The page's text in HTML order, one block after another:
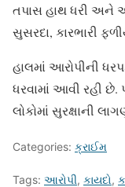
તપાસ હાથ ધરી અને
સુસરદા, કારભારી
હાલમાં આરોપીની
ધરવામાં આવી રહી છે.
લોકોમાં સુરક્ષાની
Categories: ક્રાઈમ
Tags: આરોપી, કાયદો,